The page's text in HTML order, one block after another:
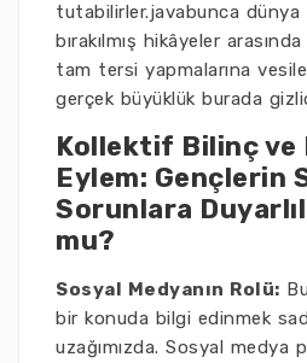
tutabilirler.javabunca dünya
bırakılmış hikâyeler
tam tersi yapmalarına
gerçek büyüklük burada
Kollektif Bilinç ve
Eylem: Gençlerin
Sorunlara
mu?
Sosyal Medyanın Rolü:
bir konuda bilgi edinmek
uzağımızda. Sosyal medya